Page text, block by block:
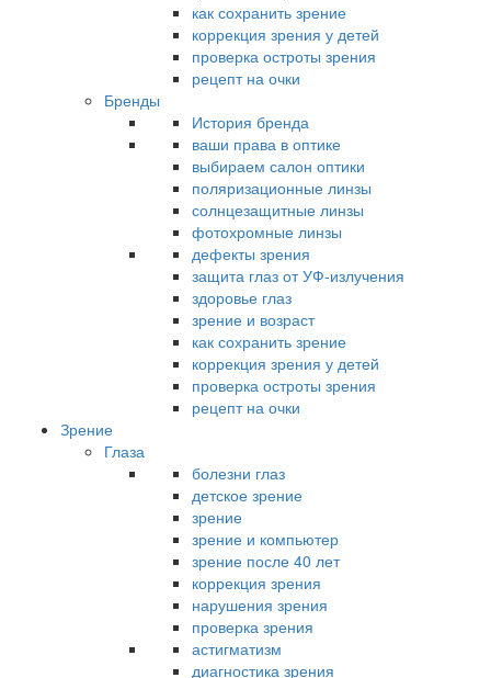
как сохранить зрение
коррекция зрения у детей
проверка остроты зрения
рецепт на очки
Бренды
История бренда
ваши права в оптике
выбираем салон оптики
поляризационные линзы
солнцезащитные линзы
фотохромные линзы
дефекты зрения
защита глаз от УФ-излучения
здоровье глаз
зрение и возраст
как сохранить зрение
коррекция зрения у детей
проверка остроты зрения
рецепт на очки
Зрение
Глаза
болезни глаз
детское зрение
зрение
зрение и компьютер
зрение после 40 лет
коррекция зрения
нарушения зрения
проверка зрения
астигматизм
диагностика зрения